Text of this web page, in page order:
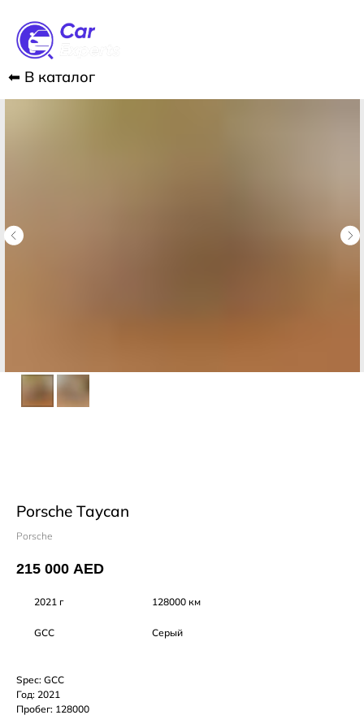
⬅︎ В каталог
Porsche Taycan
Porsche
215 000 AED
2021 г 128000 км
GCC Серый
Spec: GCC
Год: 2021
Пробег: 128000